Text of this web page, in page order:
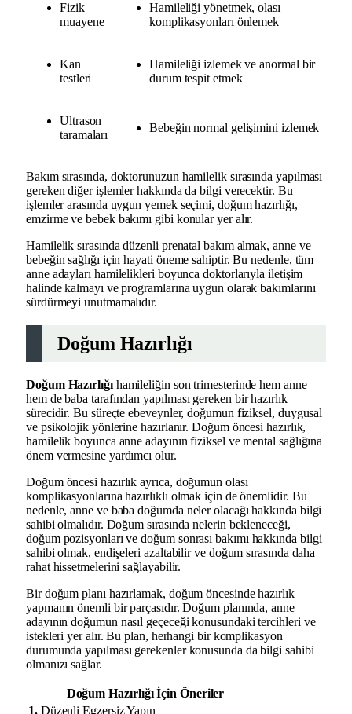
Fizik
muayene
Hamileliği yönetmek, olası
komplikasyonları önlemek
Kan
testleri
Hamileliği izlemek ve anormal bir
durum tespit etmek
Ultrason
taramaları
Bebeğin normal gelişimini izlemek
Bakım sırasında, doktorunuzun hamilelik sırasında yapılması
gereken diğer işlemler hakkında da bilgi verecektir. Bu
işlemler arasında uygun yemek seçimi, doğum hazırlığı,
emzirme ve bebek bakımı gibi konular yer alır.
Hamilelik sırasında düzenli prenatal bakım almak, anne ve
bebeğin sağlığı için hayati öneme sahiptir. Bu nedenle, tüm
anne adayları hamilelikleri boyunca doktorlarıyla iletişim
halinde kalmayı ve programlarına uygun olarak bakımlarını
sürdürmeyi unutmamalıdır.
Doğum Hazırlığı
Doğum Hazırlığıhamileliğin son trimesterinde hem anne
hem de baba tarafından yapılması gereken bir hazırlık
sürecidir. Bu süreçte ebeveynler, doğumun fiziksel, duygusal
ve psikolojik yönlerine hazırlanır. Doğum öncesi hazırlık,
hamilelik boyunca anne adayının fiziksel ve mental sağlığına
önem vermesine yardımcı olur.
Doğum öncesi hazırlık ayrıca, doğumun olası
komplikasyonlarına hazırlıklı olmak için de önemlidir. Bu
nedenle, anne ve baba doğumda neler olacağı hakkında bilgi
sahibi olmalıdır. Doğum sırasında nelerin bekleneceği,
doğum pozisyonları ve doğum sonrası bakımı hakkında bilgi
sahibi olmak, endişeleri azaltabilir ve doğum sırasında daha
rahat hissetmelerini sağlayabilir.
Bir doğum planı hazırlamak, doğum öncesinde hazırlık
yapmanın önemli bir parçasıdır. Doğum planında, anne
adayının doğumun nasıl geçeceği konusundaki tercihleri ve
istekleri yer alır. Bu plan, herhangi bir komplikasyon
durumunda yapılması gerekenler konusunda da bilgi sahibi
olmanızı sağlar.
Doğum Hazırlığı İçin Öneriler
1.Düzenli Egzersiz Yapın